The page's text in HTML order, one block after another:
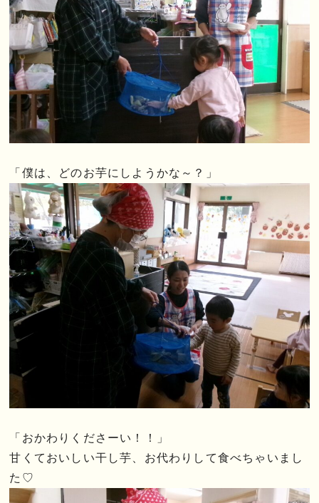
「僕は、どのお芋にしようかな～？」
「おかわりくださーい！！」
甘くておいしい干し芋、お代わりして食べちゃいまし
た♡